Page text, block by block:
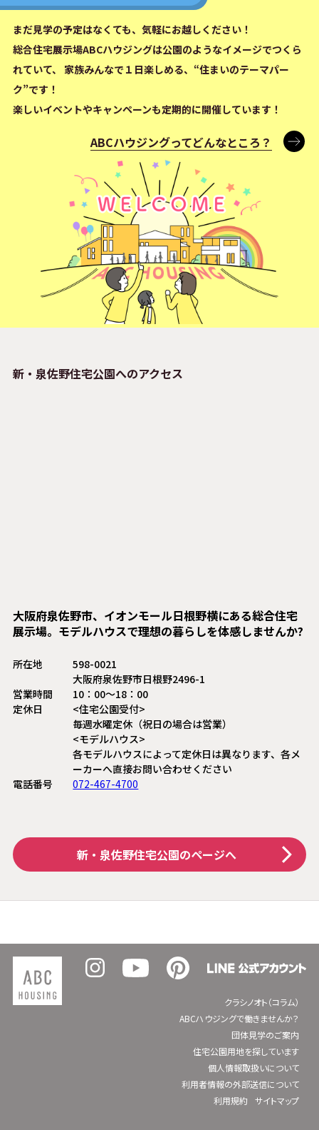
まだ見学の予定はなくても、気軽にお越しください！
総合住宅展示場ABCハウジングは公園のようなイメージでつくら
れていて、 家族みんなで１日楽しめる、“住まいのテーマパー
ク”です！
楽しいイベントやキャンペーンも定期的に開催しています！
ABCハウジングってどんなところ？
新・泉佐野住宅公園へのアクセス
大阪府泉佐野市、イオンモール日根野横にある総合住宅
展示場。モデルハウスで理想の暮らしを体感しませんか?
所在地
598-0021
大阪府泉佐野市日根野2496-1
営業時間
10：00〜18：00
定休日
<住宅公園受付>
毎週水曜定休（祝日の場合は営業）
<モデルハウス>
各モデルハウスによって定休日は異なります、各メ
ーカーへ直接お問い合わせください
電話番号
072-467-4700
新・泉佐野住宅公園のページへ
クラシノオト（コラム）
ABCハウジングで働きませんか？
団体見学のご案内
住宅公園用地を探しています
個人情報取扱いについて
利用者情報の外部送信について
利用規約
サイトマップ